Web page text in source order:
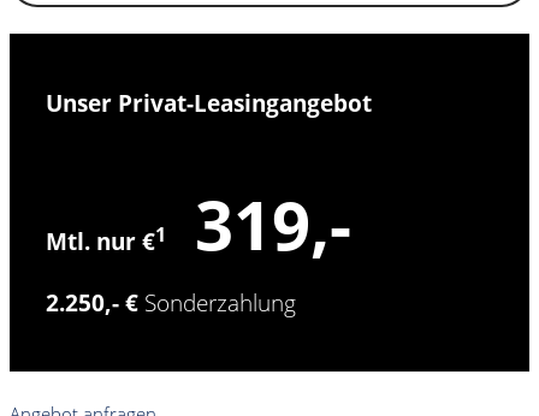
Unser Privat-Leasingangebot
Mtl. nur €1 319,-
2.250,- € Sonderzahlung